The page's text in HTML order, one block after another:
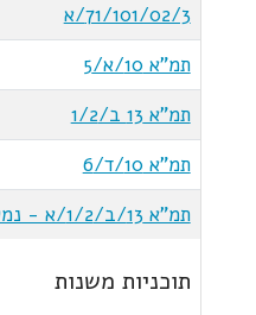
71/101/02/3/א
תמ"א 10/א/5
תמ"א 13 ב/1/2
תמ"א 10/ד/6
תמ"א 13/ב/1/2/א - נמלים
תוכניות משנות